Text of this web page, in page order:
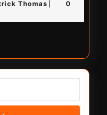
Online
2025
ThomasPatrick
0